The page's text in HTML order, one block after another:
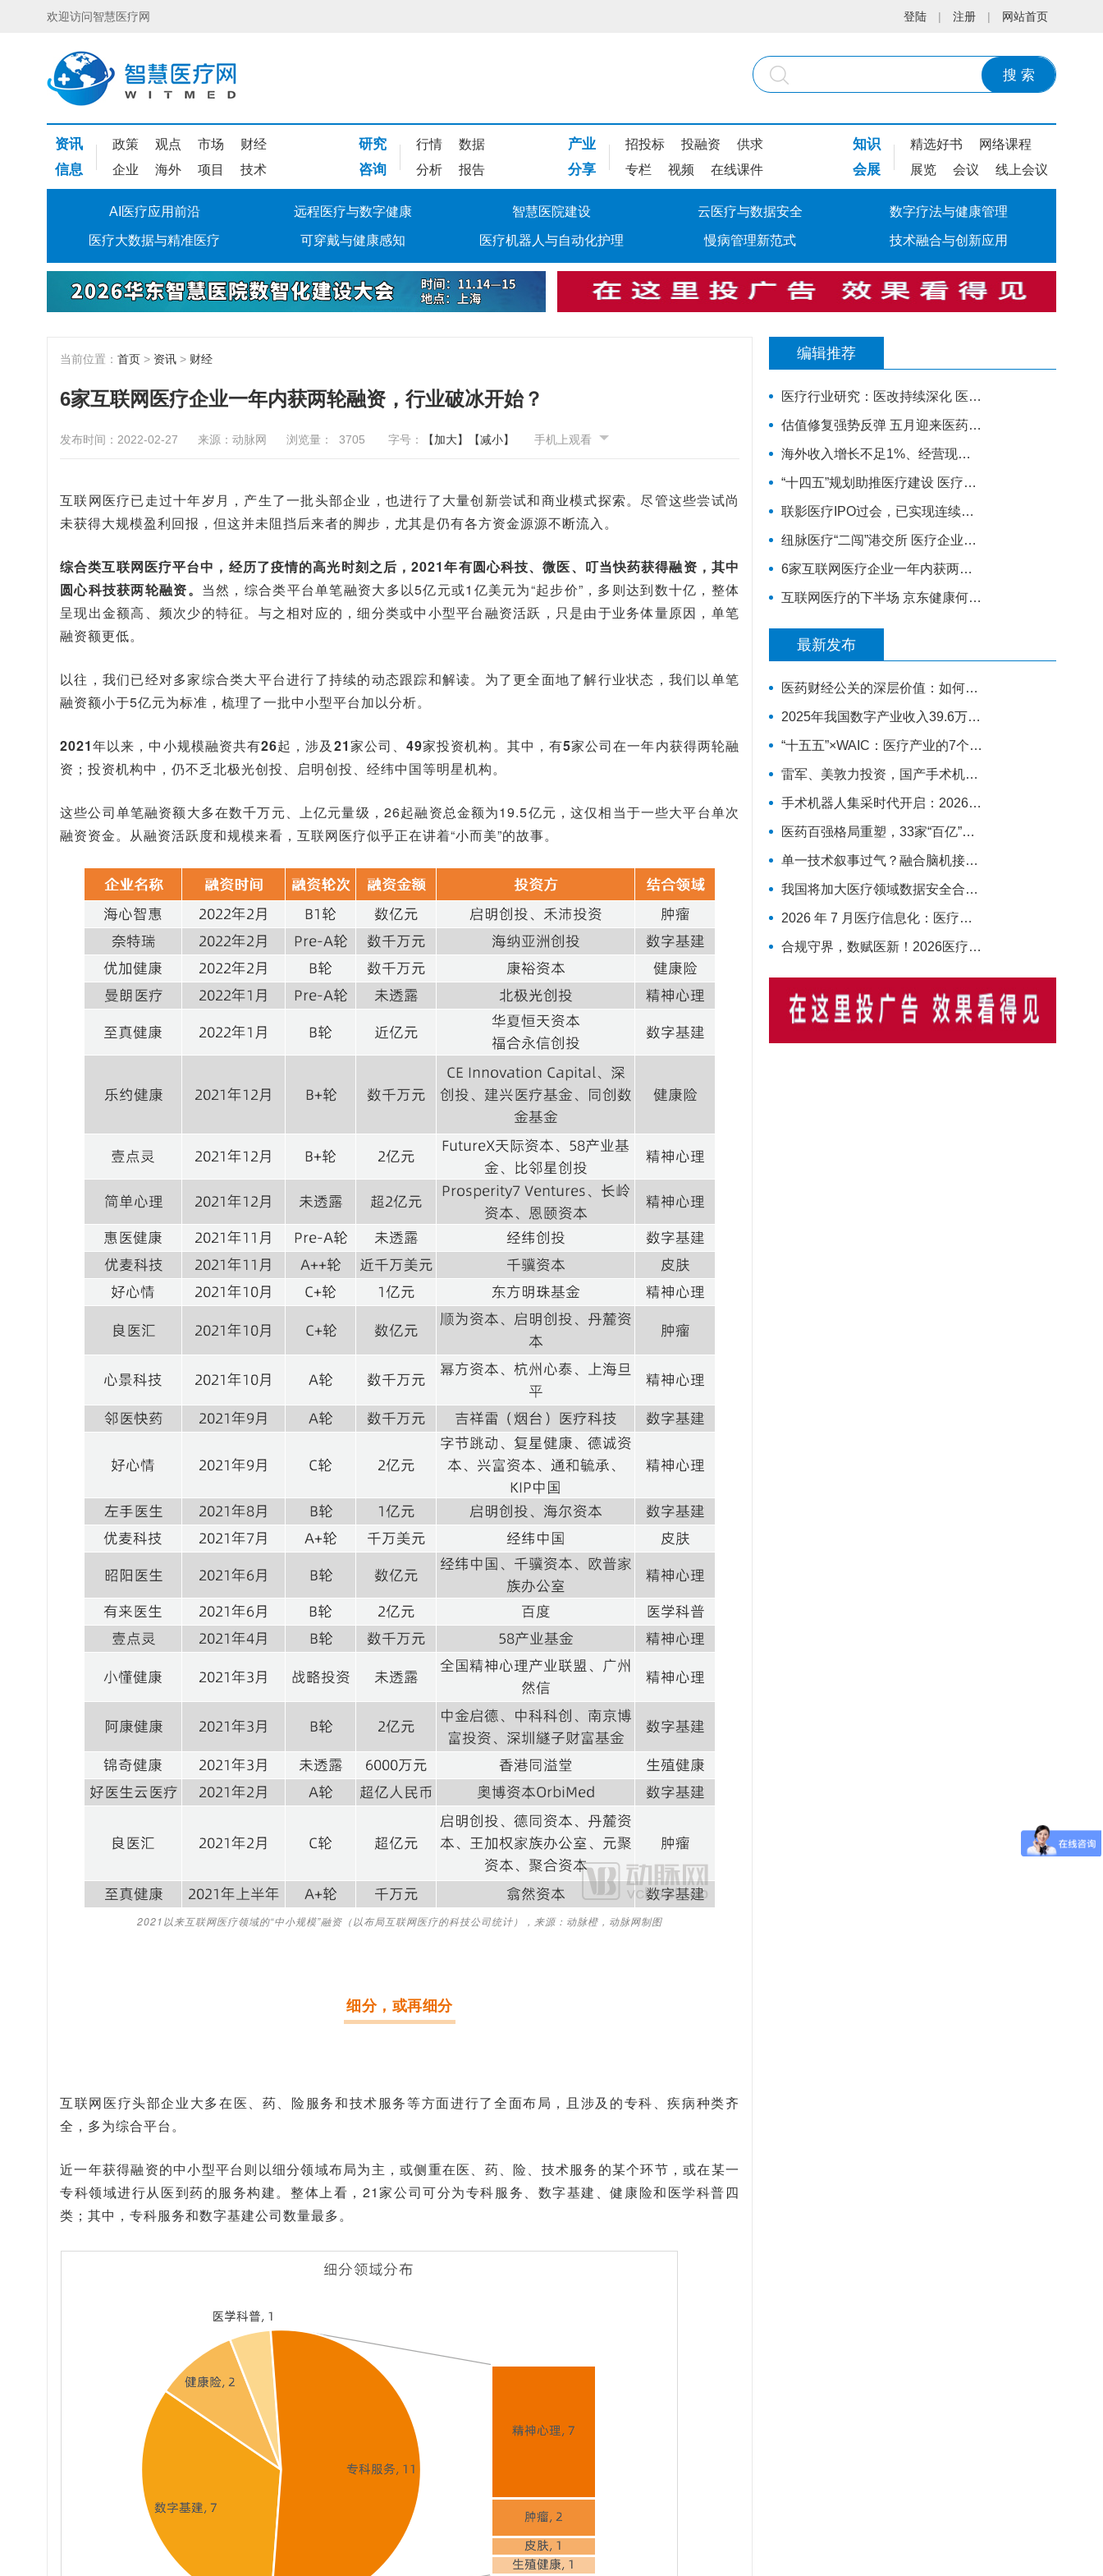
欢迎访问智慧医疗网 登陆 | 注册 | 网站首页
搜 索
资讯 政策 观点 市场 财经
信息 企业 海外 项目 技术
研究 行情 数据
咨询 分析 报告
产业 招投标 投融资 供求
分享 专栏 视频 在线课件
知识 精选好书 网络课程
会展 展览 会议 线上会议
AI医疗应用前沿 远程医疗与数字健康 智慧医院建设 云医疗与数据安全 数字疗法与健康管理
医疗大数据与精准医疗 可穿戴与健康感知 医疗机器人与自动化护理 慢病管理新范式 技术融合与创新应用
当前位置： 首页 > 资讯 > 财经
6家互联网医疗企业一年内获两轮融资，行业破冰开始？
发布时间：2022-02-27 来源：动脉网 浏览量： 3705 字号： 【加大】 【减小】 手机上观看
互联网医疗已走过十年岁月，产生了一批头部企业，也进行了大量创新尝试和商业模式探索。尽管这些尝试尚
未获得大规模盈利回报，但这并未阻挡后来者的脚步，尤其是仍有各方资金源源不断流入。
综合类互联网医疗平台中，经历了疫情的高光时刻之后，2021年有圆心科技、微医、叮当快药获得融资，其中
圆心科技获两轮融资。 当然，综合类平台单笔融资大多以5亿元或1亿美元为“起步价”，多则达到数十亿，整体
呈现出金额高、频次少的特征。与之相对应的，细分类或中小型平台融资活跃，只是由于业务体量原因，单笔
融资额更低。
以往，我们已经对多家综合类大平台进行了持续的动态跟踪和解读。为了更全面地了解行业状态，我们以单笔
融资额小于5亿元为标准，梳理了一批中小型平台加以分析。
2021年以来，中小规模融资共有26起，涉及21家公司、49家投资机构。其中，有5家公司在一年内获得两轮融
资； 投资机构中，仍不乏北极光创投、启明创投、经纬中国等明星机构。
这些公司单笔融资额大多在数千万元、上亿元量级，26起融资总金额为19.5亿元，这仅相当于一些大平台单次
融资资金。从融资活跃度和规模来看，互联网医疗似乎正在讲着“小而美”的故事。
2021以来互联网医疗领域的“中小规模”融资（以布局互联网医疗的科技公司统计），来源：动脉橙，动脉网制图
细分，或再细分
互联网医疗头部企业大多在医、药、险服务和技术服务等方面进行了全面布局，且涉及的专科、疾病种类齐
全，多为综合平台。
近一年获得融资的中小型平台则以细分领域布局为主，或侧重在医、药、险、技术服务的某个环节，或在某一
专科领域进行从医到药的服务构建。整体上看，21家公司可分为专科服务、数字基建、健康险和医学科普四
类；其中，专科服务和数字基建公司数量最多。
编辑推荐
医疗行业研究：医改持续深化 医疗板块景气领域值得关注
估值修复强势反弹 五月迎来医药行情？
海外收入增长不足1%、经营现金流大降，迈瑞医疗跌超8%| 公司观察
“十四五”规划助推医疗建设 医疗新基建拉动产业链发展
联影医疗IPO过会，已实现连续盈利
纽脉医疗“二闯”港交所 医疗企业为何“扎堆”赴港IPO？
6家互联网医疗企业一年内获两轮融资，行业破冰开始？
互联网医疗的下半场 京东健康何去何从？
最新发布
医药财经公关的深层价值：如何帮助企业完成从研发实力到资本价值的有效转化
2025年我国数字产业收入39.6万亿元 同比增长8.8%
“十五五”×WAIC：医疗产业的7个确定性机会
雷军、美敦力投资，国产手术机器人冲击上市
手术机器人集采时代开启：2026下半年竞争格局与趋势预判
医药百强格局重塑，33家“百亿”企业揽下66%营收
单一技术叙事过气？融合脑机接口、AI、具身智能的新范式来了！
我国将加大医疗领域数据安全合规供给，概念股汇总
2026 年 7 月医疗信息化：医疗数据要素全面放开，AI 临床商业化迎来兑现窗口
合规守界，数赋医新！2026医疗数据资产流通全链路破局与产业落地深度复盘